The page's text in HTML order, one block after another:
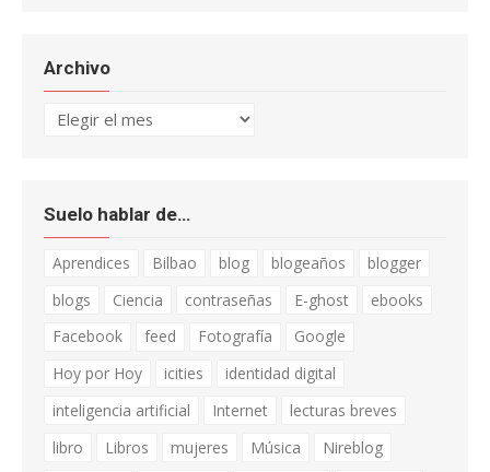
Archivo
Archivo
Suelo hablar de…
Aprendices Bilbao blog blogeaños
blogger
blogs
Ciencia contraseñas E-ghost
ebooks
Facebook
feed Fotografía
Google
Hoy por Hoy
icities
identidad digital
inteligencia artificial
Internet
lecturas breves
libro
Libros mujeres Música
Nireblog